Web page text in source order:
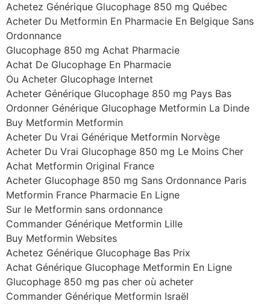
Achetez Générique Glucophage 850 mg Québec
Acheter Du Metformin En Pharmacie En Belgique Sans
Ordonnance
Glucophage 850 mg Achat Pharmacie
Achat De Glucophage En Pharmacie
Ou Acheter Glucophage Internet
Acheter Générique Glucophage 850 mg Pays Bas
Ordonner Générique Glucophage Metformin La Dinde
Buy Metformin Metformin
Acheter Du Vrai Générique Metformin Norvège
Acheter Du Vrai Glucophage 850 mg Le Moins Cher
Achat Metformin Original France
Acheter Glucophage 850 mg Sans Ordonnance Paris
Metformin France Pharmacie En Ligne
Sur le Metformin sans ordonnance
Commander Générique Metformin Lille
Buy Metformin Websites
Achetez Générique Glucophage Bas Prix
Achat Générique Glucophage Metformin En Ligne
Glucophage 850 mg pas cher où acheter
Commander Générique Metformin Israël